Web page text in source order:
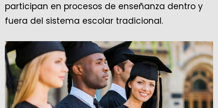
participan en procesos de enseñanza dentro y
fuera del sistema escolar tradicional.